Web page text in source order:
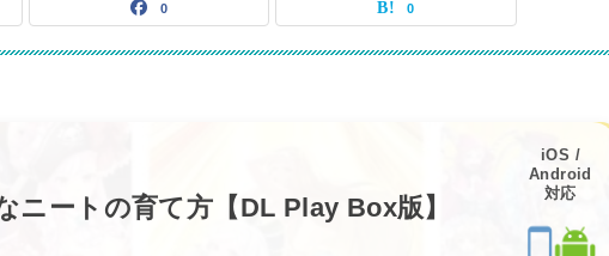
0 0
ニートの育て方【DL Play Box版】
iOS /
Android
対応